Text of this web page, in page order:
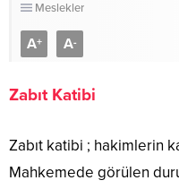
Meslekler
A+ A-
Zabıt Katibi
Zabıt katibi ; hakimlerin
Mahkemede görülen